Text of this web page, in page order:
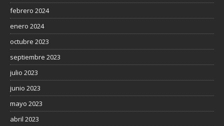
febrero 2024
enero 2024
octubre 2023
septiembre 2023
julio 2023
junio 2023
mayo 2023
abril 2023